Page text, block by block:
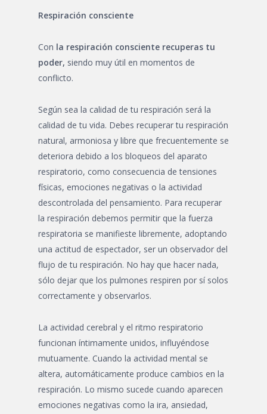
Respiración consciente
Con la respiración consciente recuperas tu
poder, siendo muy útil en momentos de
conflicto.
Según sea la calidad de tu respiración será la
calidad de tu vida. Debes recuperar tu respiración
natural, armoniosa y libre que frecuentemente se
deteriora debido a los bloqueos del aparato
respiratorio, como consecuencia de tensiones
físicas, emociones negativas o la actividad
descontrolada del pensamiento. Para recuperar
la respiración debemos permitir que la fuerza
respiratoria se manifieste libremente, adoptando
una actitud de espectador, ser un observador del
flujo de tu respiración. No hay que hacer nada,
sólo dejar que los pulmones respiren por sí solos
correctamente y observarlos.
La actividad cerebral y el ritmo respiratorio
funcionan íntimamente unidos, influyéndose
mutuamente. Cuando la actividad mental se
altera, automáticamente produce cambios en la
respiración. Lo mismo sucede cuando aparecen
emociones negativas como la ira, ansiedad,